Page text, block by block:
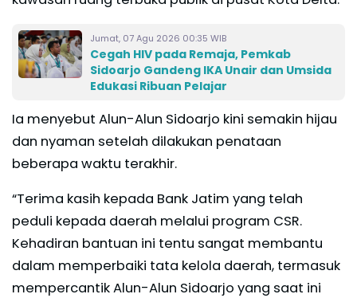
Jumat, 07 Agu 2026 00:35 WIB
Cegah HIV pada Remaja, Pemkab
Sidoarjo Gandeng IKA Unair dan Umsida
Edukasi Ribuan Pelajar
Ia menyebut Alun-Alun Sidoarjo kini semakin hijau
dan nyaman setelah dilakukan penataan
beberapa waktu terakhir.
“Terima kasih kepada Bank Jatim yang telah
peduli kepada daerah melalui program CSR.
Kehadiran bantuan ini tentu sangat membantu
dalam memperbaiki tata kelola daerah, termasuk
mempercantik Alun-Alun Sidoarjo yang saat ini